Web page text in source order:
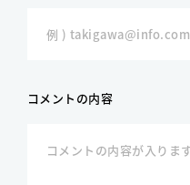
コメントの内容